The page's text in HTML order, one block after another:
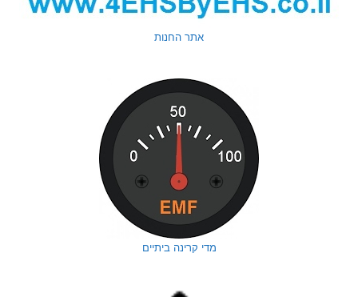
אתר החנות
מדי קרינה ביתיים